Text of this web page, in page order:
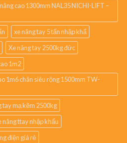
cao 1300mm NAL35 NICHI-LIFT –
xe nâng tay 5 tấn nhập khẩ
Xe nâng tay 2500kg đức
1m2
1m6 chân siêu rộng 1500mm TW-
tay mạ kẽm 2500kg
nâng ttay nhập khẩu
điện giá rẻ